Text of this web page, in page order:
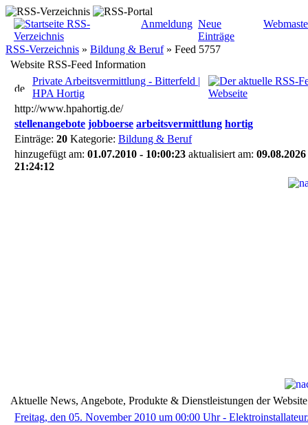
Anmeldung Neue
Einträge
RSS-Verzeichnis » Bildung & Beruf» Feed 5757
Website RSS-Feed Information
Private Arbeitsvermittlung - Bitterfeld |
HPA Hortig
http://www.hpahortig.de/
stellenangebote jobboerse arbeitsvermittlung hortig
Einträge: 20 Kategorie: Bildung & Beruf
hinzugefügt am: 01.07.2010 - 10:00:23 aktualisiert am: 09.08.2026
21:24:12
Aktuelle News, Angebote, Produkte & Dienstleistungen der Website
Freitag, den 05. November 2010 um 00:00 Uhr -